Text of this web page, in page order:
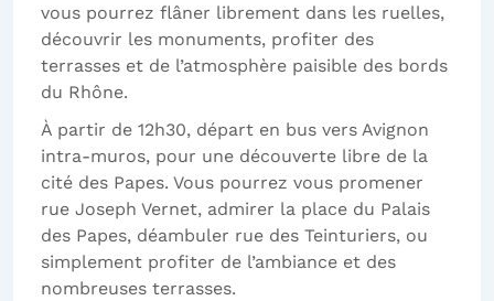
vous pourrez flâner librement dans les ruelles,
découvrir les monuments, profiter des
terrasses et de l’atmosphère paisible des bords
du Rhône.
À partir de 12h30, départ en bus vers Avignon
intra-muros, pour une découverte libre de la
cité des Papes. Vous pourrez vous promener
rue Joseph Vernet, admirer la place du Palais
des Papes, déambuler rue des Teinturiers, ou
simplement profiter de l’ambiance et des
nombreuses terrasses.